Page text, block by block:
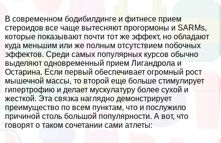
В современном бодибилдинге и фитнесе прием
стероидов все чаще вытесняют прогормоны и SARMs,
которые показывают почти тот же эффект, но обладают
куда меньшим или же полным отсутствием побочных
эффектов. Среди самых популярных курсов обычно
выделяют одновременный прием Лигандрола и
Остарина. Если первый обеспечивает огромный рост
мышечной массы, то второй еще больше стимулирует
гипертрофию и делает мускулатуру более сухой и
жесткой. Эта связка наглядно демонстрирует
преимущество по всем пунктам, что и послужило
причиной столь большой популярности. А вот, что
говорят о таком сочетании сами атлеты: